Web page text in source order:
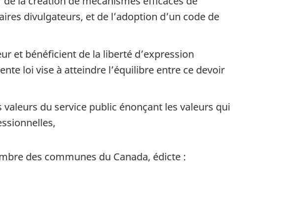
divulgateurs, et de l’adoption d’un code de
et bénéficient de la liberté d’expression
loi vise à atteindre l’équilibre entre ce devoir
du service public énonçant les valeurs qui
des communes du Canada, édicte :